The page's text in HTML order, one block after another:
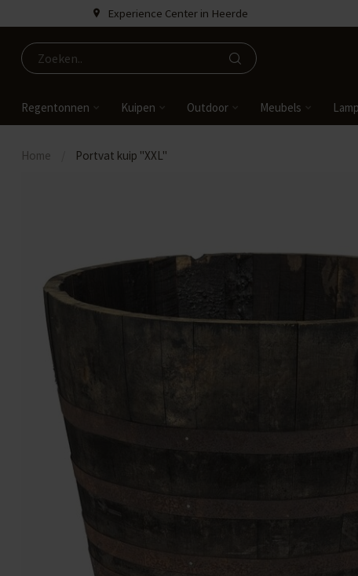
Experience Center in Heerde
Regentonnen Kuipen Outdoor Meubels
Home Portvat kuip "XXL"